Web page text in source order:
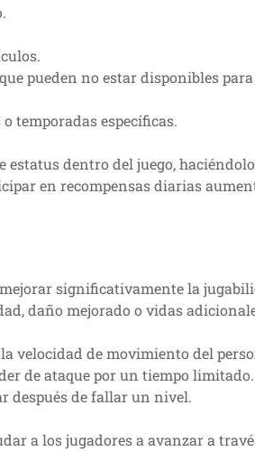
pueden no estar disponibles para
temporadas específicas.
estatus dentro del juego,
en recompensas diarias
significativamente la
daño mejorado o vidas
velocidad de movimiento del
de ataque por un tiempo limitado.
después de fallar un nivel.
a los jugadores a avanzar a